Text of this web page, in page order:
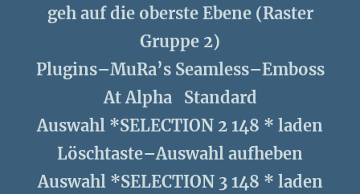
geh auf die oberste Ebene (Raster
Gruppe 2)
Plugins–MuRa’s Seamless–Emboss
At Alpha Standard
Auswahl *SELECTION 2 148 * laden
Löschtaste–Auswahl aufheben
Auswahl *SELECTION 3 148 * laden